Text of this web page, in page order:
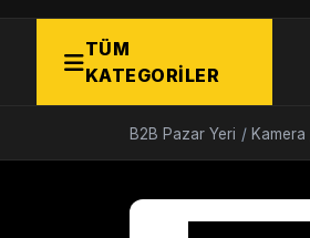
TÜM
KATEGORİLER
B2B Pazar Yeri / Kamera